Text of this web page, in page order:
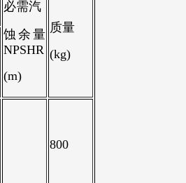
必需汽
蚀余量
NPSHR
(m)
质量
(kg)
800